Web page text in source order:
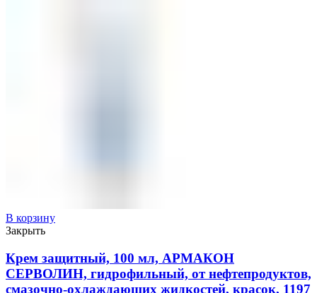
В корзину
Закрыть
Крем защитный, 100 мл, АРМАКОН
СЕРВОЛИН, гидрофильный, от нефтепродуктов,
смазочно-охлаждающих жидкостей, красок, 1197